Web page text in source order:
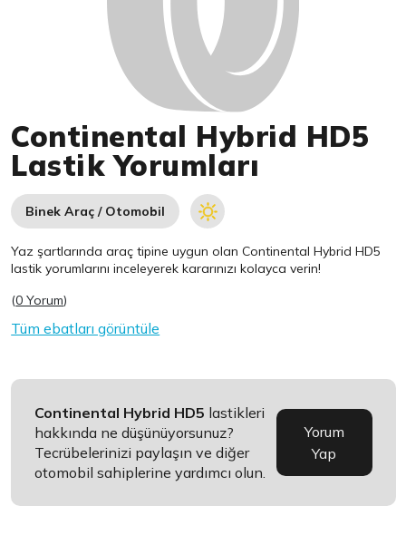
Continental Hybrid HD5
Lastik Yorumları
Binek Araç / Otomobil
Yaz şartlarında araç tipine uygun olanContinental Hybrid HD5
lastik yorumlarını inceleyerek kararınızı kolayca verin!
(0 Yorum)
Tüm ebatları görüntüle
Continental Hybrid HD5 lastikleri
hakkında ne düşünüyorsunuz?
Tecrübelerinizi paylaşın ve diğer
otomobil sahiplerine yardımcı olun.
Yorum
Yap